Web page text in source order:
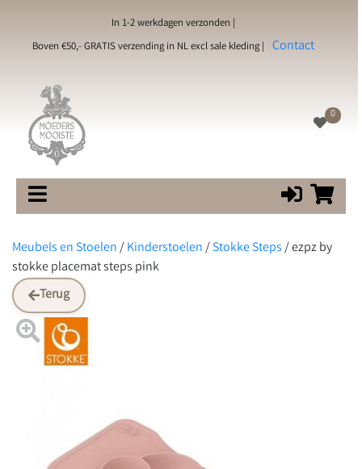
In 1-2 werkdagen verzonden |
Boven €50,- GRATIS verzending in NL excl sale kleding | Contact
0
Meubels en Stoelen/Kinderstoelen/Stokke Steps/ezpz by
stokke placemat steps pink
Terug